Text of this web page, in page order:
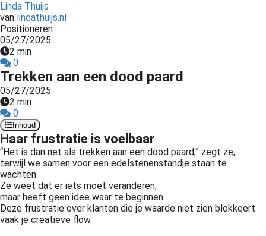
Linda Thuijs
van lindathuijs.nl
Positioneren
05/27/2025
2 min
0
Trekken aan een dood paard
05/27/2025
2 min
0
Inhoud
Haar frustratie is voelbaar
“Het is dan net als trekken aan een dood paard,” zegt ze,
terwijl we samen voor een edelstenenstandje staan te
wachten.
Ze weet dat er iets moet veranderen,
maar heeft geen idee waar te beginnen.
Deze frustratie over klanten die je waarde niet zien blokkeert
vaak je creatieve flow.